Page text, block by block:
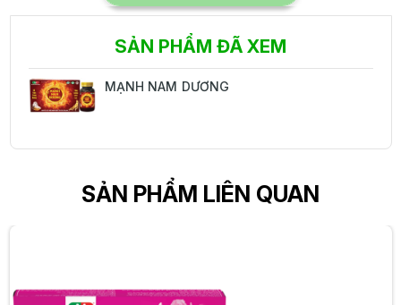
SẢN PHẨM ĐÃ XEM
MẠNH NAM DƯƠNG
SẢN PHẨM LIÊN QUAN